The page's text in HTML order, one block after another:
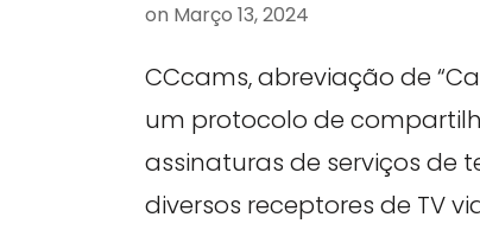
on Março 13, 2024
CCcams, abreviação de
um protocolo de
assinaturas de serviços de
diversos receptores de TV